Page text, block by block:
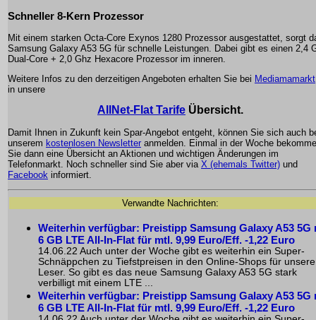
Schneller 8-Kern Prozessor
Mit einem starken Octa-Core Exynos 1280 Prozessor ausgestattet, sorgt
Samsung Galaxy A53 5G für schnelle Leistungen. Dabei gibt es einen 2,4
Dual-Core + 2,0 Ghz Hexacore Prozessor im inneren.
Weitere Infos zu den derzeitigen Angeboten erhalten Sie bei Mediamamarkt
in unsere
AllNet-Flat Tarife Übersicht.
Damit Ihnen in Zukunft kein Spar-Angebot entgeht, können Sie sich auch
unserem kostenlosen Newsletter anmelden. Einmal in der Woche
Sie dann eine Übersicht an Aktionen und wichtigen Änderungen im
Telefonmarkt. Noch schneller sind Sie aber via X (ehemals Twitter) und
Facebook informiert.
Verwandte Nachrichten:
Weiterhin verfügbar: Preistipp Samsung Galaxy A53 5G
6 GB LTE All-In-Flat für mtl. 9,99 Euro/Eff. -1,22 Euro
14.06.22 Auch unter der Woche gibt es weiterhin ein Super-
Schnäppchen zu Tiefstpreisen in den Online-Shops für unsere
Leser. So gibt es das neue Samsung Galaxy A53 5G stark
verbilligt mit einem LTE ...
Weiterhin verfügbar: Preistipp Samsung Galaxy A53 5G
6 GB LTE All-In-Flat für mtl. 9,99 Euro/Eff. -1,22 Euro